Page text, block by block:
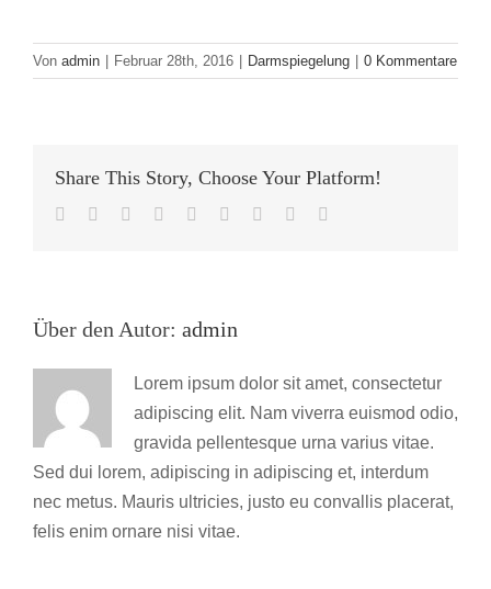
Von admin Februar 28th, 2016 Darmspiegelung 0 Kommentare
Share This Story, Choose Your Platform!
Facebook
TwitterLinkedIn
Reddit WhatsApp
TumblrPinterest
Über den Autor: admin
Lorem ipsum dolor sit amet, consectetur
adipiscing elit. Nam viverra euismod odio,
gravida pellentesque urna varius vitae.
Sed dui lorem, adipiscing in adipiscing et, interdum
nec metus. Mauris ultricies, justo eu convallis placerat,
felis enim ornare nisi vitae.